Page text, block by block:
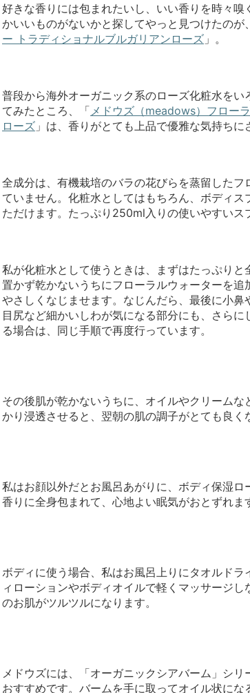
好きな香りには包まれたいし、いい香りを時々
かいいものがないかと探してやっと見つけたのが
ー トラディショナルブルガリアンローズ 」。
普段から海外オーガニック系のローズ化粧水を
てみたところ、「 メドウズ（meadows）フロー
ローズ 」は、香りがとても上品で優雅な気持ちに
全成分は、有機栽培のバラの花びらを蒸留した
ていません。化粧水としてはもちろん、ボディ
ただけます。たっぷり250ml入りの使いやすいス
私が化粧水として使うときは、まずはたっぷり
置かず乾かないうちにフローラルウォーターを
やさしくなじませます。なじんだら、最後に小鼻
目尻など細かいしわが気になる部分にも、さら
る場合は、同じ手順で再度行っています。
その後肌が乾かないうちに、オイルやクリーム
かり浸透させると、翌朝の肌の調子がとても良く
私はお顔以外だとお風呂あがりに、ボディ保湿
香りに全身包まれて、心地よい眠気がおとずれま
ボディに使う場合、私はお風呂上りにタオルド
ィローションやボディオイルで軽くマッサージ
のお肌がツルツルになります。
メドウズには、「オーガニックシアバーム」シ
おすすめです。バームを手に取ってオイル状に